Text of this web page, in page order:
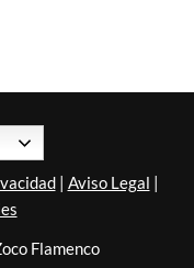
| Aviso Legal |
Flamenco